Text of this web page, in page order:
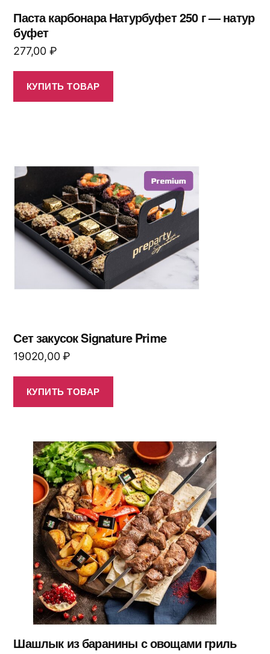
Паста карбонара Натурбуфет 250 г — натур
буфет
277,00 ₽
КУПИТЬ ТОВАР
Сет закусок Signature Prime
19020,00₽
КУПИТЬ ТОВАР
Шашлык из баранины с овощами гриль